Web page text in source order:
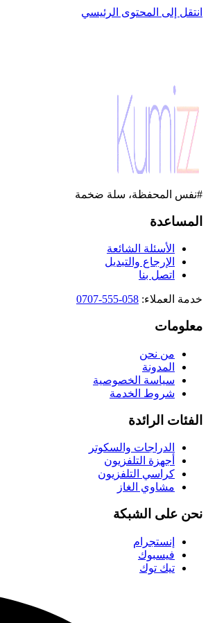
انتقل إلى المحتوى الرئيسي
#نفس المحفظة، سلة ضخمة
المساعدة
الأسئلة الشائعة
الإرجاع والتبديل
اتصل بنا
خدمة العملاء:
058-555-0707
معلومات
من نحن
المدونة
سياسة الخصوصية
شروط الخدمة
الفئات الرائدة
الدراجات والسكوتر
أجهزة التلفزيون
كراسي التلفزيون
مشاوي الغاز
نحن على الشبكة
إنستجرام
فيسبوك
تيك توك